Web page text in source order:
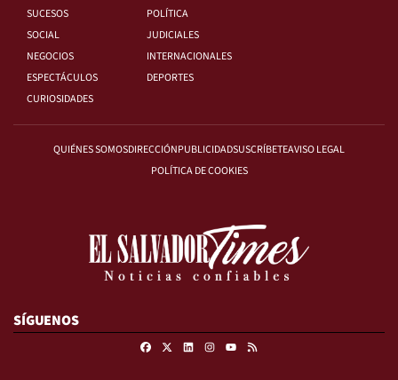
SUCESOS
POLÍTICA
SOCIAL
JUDICIALES
NEGOCIOS
INTERNACIONALES
ESPECTÁCULOS
DEPORTES
CURIOSIDADES
QUIÉNES SOMOSDIRECCIÓNPUBLICIDADSUSCRÍBETEAVISO LEGAL
POLÍTICA DE COOKIES
SÍGUENOS
FacebookLinkedinInstagram